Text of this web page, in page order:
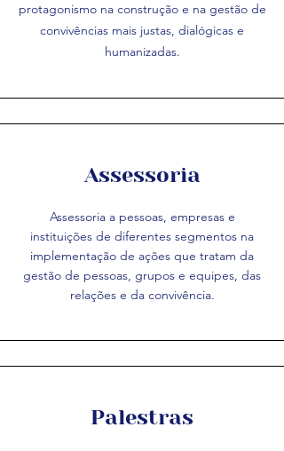
protagonismo na construção e na gestão de
convivências mais justas, dialógicas e
humanizadas.
Assessoria
Assessoria a pessoas, empresas e
instituições de diferentes segmentos na
implementação de ações que tratam da
gestão de pessoas, grupos e equipes, das
relações e da convivência.
Palestras